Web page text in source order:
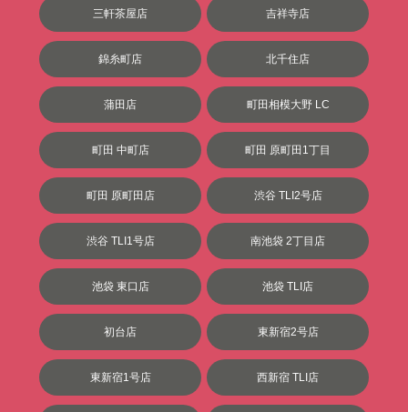
三軒茶屋店 吉祥寺店
錦糸町店 北千住店
蒲田店 町田相模大野 LC
町田 中町店 町田 原町田1丁目
町田 原町田店 渋谷 TLI2号店
渋谷 TLI1号店 南池袋 2丁目店
池袋 東口店 池袋 TLI店
初台店 東新宿2号店
東新宿1号店 西新宿 TLI店